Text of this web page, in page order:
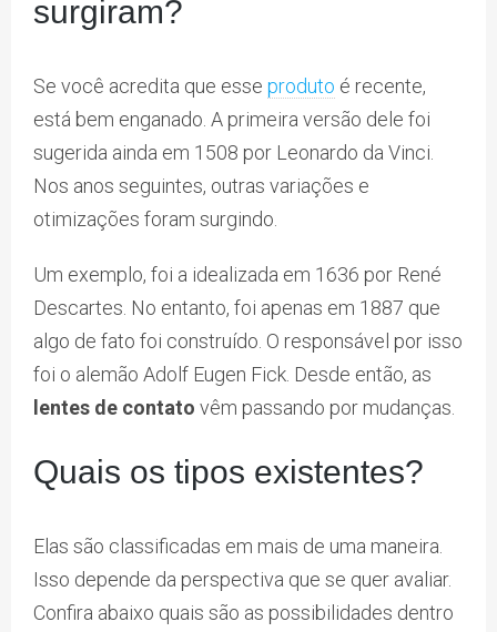
surgiram?
Se você acredita que esse produto é recente,
está bem enganado. A primeira versão dele foi
sugerida ainda em 1508 por Leonardo da Vinci.
Nos anos seguintes, outras variações e
otimizações foram surgindo.
Um exemplo, foi a idealizada em 1636 por René
Descartes. No entanto, foi apenas em 1887 que
algo de fato foi construído. O responsável por isso
foi o alemão Adolf Eugen Fick. Desde então, as
lentes de contato vêm passando por mudanças.
Quais os tipos existentes?
Elas são classificadas em mais de uma maneira.
Isso depende da perspectiva que se quer avaliar.
Confira abaixo quais são as possibilidades dentro